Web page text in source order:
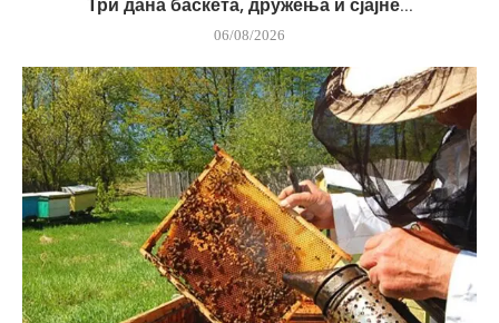
Три дана баскета, дружења и сјајне...
06/08/2026